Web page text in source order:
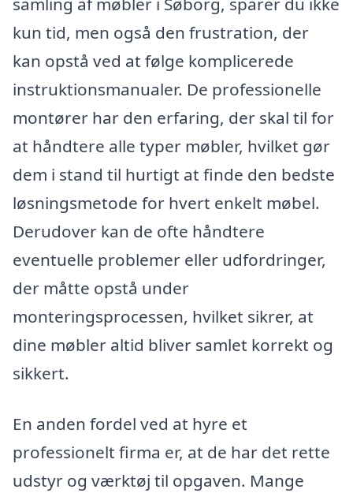
kun tid, men også den frustration, der
kan opstå ved at følge komplicerede
instruktionsmanualer. De professionelle
montører har den erfaring, der skal til for
at håndtere alle typer møbler, hvilket gør
dem i stand til hurtigt at finde den bedste
løsningsmetode for hvert enkelt møbel.
Derudover kan de ofte håndtere
eventuelle problemer eller udfordringer,
der måtte opstå under
monteringsprocessen, hvilket sikrer, at
dine møbler altid bliver samlet korrekt og
sikkert.
En anden fordel ved at hyre et
professionelt firma er, at de har det rette
udstyr og værktøj til opgaven. Mange